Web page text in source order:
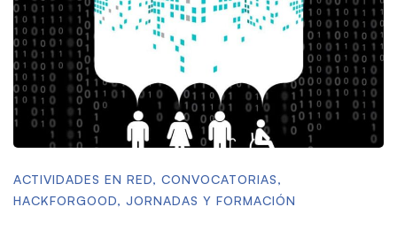
ACTIVIDADES EN RED, CONVOCATORIAS,
HACKFORGOOD, JORNADAS Y FORMACIÓN